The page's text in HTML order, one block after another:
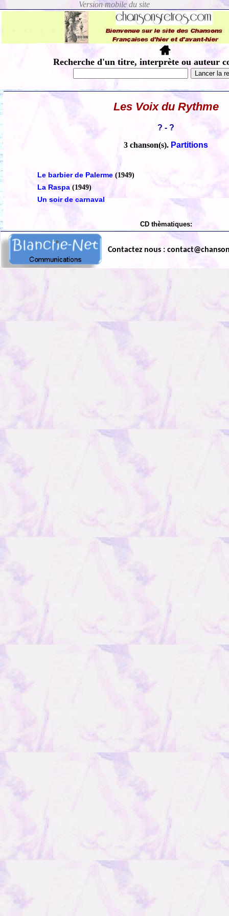
Recherche d'un titre, interprète ou auteur
Les Voix du Rythme
? - ?
3 chanson(s). Partitions
Le barbier de Palerme (1949)
La Raspa (1949)
Un soir de carnaval
CD thèmatiques:
Contactez nous :